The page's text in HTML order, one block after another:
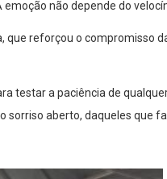
não depende do
reforçou o compromisso
testar a paciência de
sorriso aberto, daqueles que